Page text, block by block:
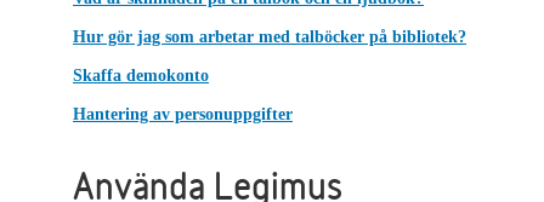
Hur gör jag som arbetar med talböcker på bibliotek?
Skaffa demokonto
Hantering av personuppgifter
Använda Legimus